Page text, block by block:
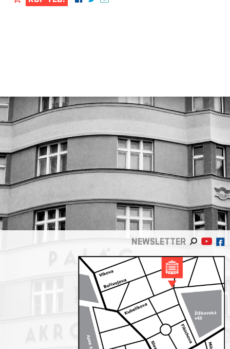
NEWSLETTER